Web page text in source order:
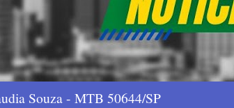
Souza - MTB 50644/SP